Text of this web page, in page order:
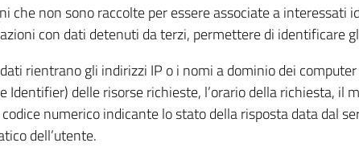
che non sono raccolte per essere associate a
con dati detenuti da terzi, permettere di identificare
rientrano gli indirizzi IP o i nomi a dominio dei
Identifier) delle risorse richieste, l’orario della richiesta,
numerico indicante lo stato della risposta data dal
dell’utente.